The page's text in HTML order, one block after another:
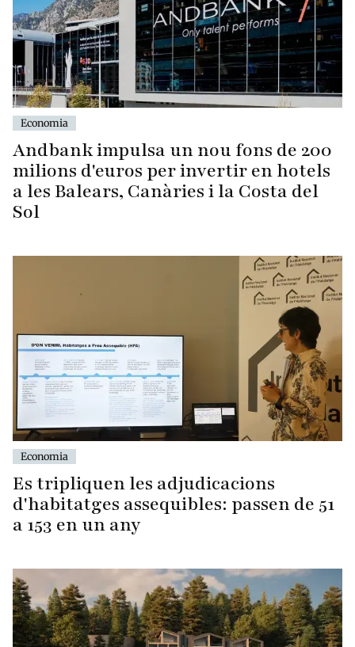
Economia
Andbank impulsa un nou fons de 200
milions d'euros per invertir en hotels
a les Balears, Canàries i la Costa del
Sol
Economia
Es tripliquen les adjudicacions
d'habitatges assequibles: passen de 51
a 153 en un any